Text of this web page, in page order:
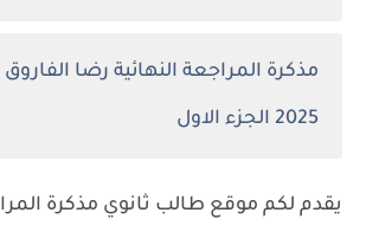
2025 الجزء الاول
يقدم لكم موقع طالب ثانوي مذكرة